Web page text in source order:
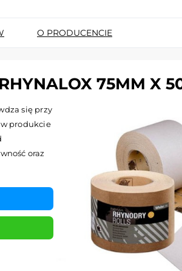
O PRODUCENCIE
75MM X
się przy
produkcie
oraz